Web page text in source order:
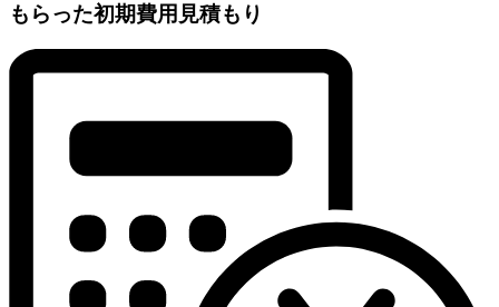
もらった初期費用見積もり